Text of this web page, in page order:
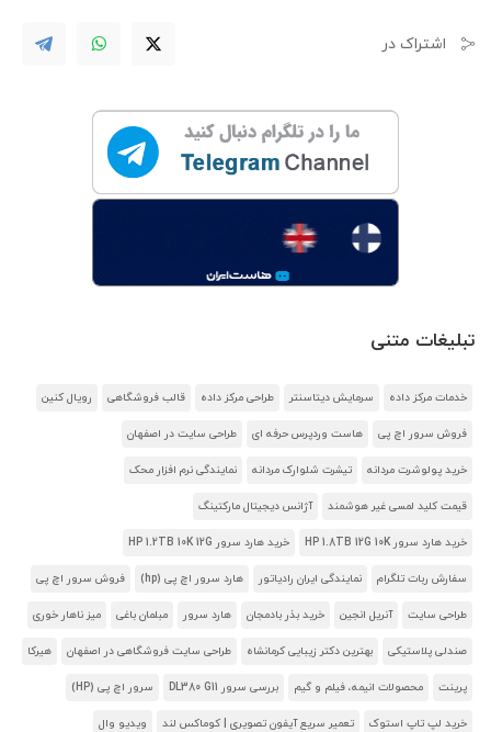
اشتراک در
تبلیغات متنی
خدمات مرکز داده سرمایش دیتاسنتر طراحی مرکز داده قالب فروشگاهی رویال کنین
فروش سرور اچ پی هاست وردپرس حرفه ای طراحی سایت در اصفهان
خرید پولوشرت مردانه تیشرت شلوارک مردانه نمایندگی نرم افزار محک
قیمت کلید لمسی غیر هوشمند آژانس دیجیتال مارکتینگ
خرید هارد سرور HP 1.8TB 12G 10K خرید هارد سرور HP 1.2TB 10K 12G
سفارش ربات تلگرام نمایندگی ایران رادیاتور هارد سرور اچ پی (hp) فروش سرور اچ پی
طراحی سایت آنریل انجین خرید بذر بادمجان هارد سرور مبلمان باغی میز ناهار خوری
صندلی پلاستیکی بهترین دکتر زیبایی کرمانشاه طراحی سایت فروشگاهی در اصفهان هیرکا
پرینت محصولات انیمه، فیلم و گیم بررسی سرور DL380 G11 سرور اچ پی (HP)
خرید لپ تاپ استوک تعمیر سریع آیفون تصویری | کوماکس لند ویدیو وال